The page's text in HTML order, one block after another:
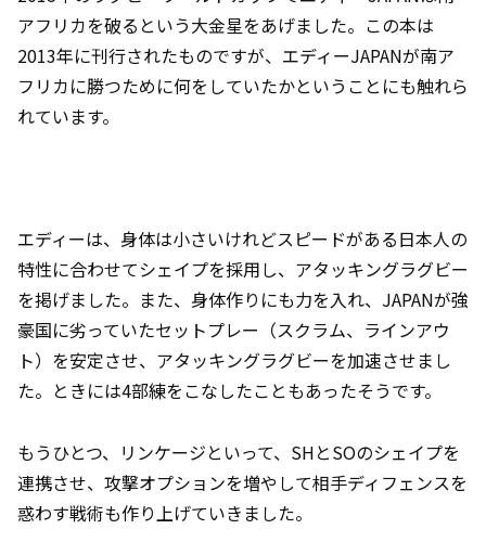
アフリカを破るという大金星をあげました。この本は
2013年に刊行されたものですが、エディーJAPANが南ア
フリカに勝つために何をしていたかということにも触れら
れています。
エディーは、身体は小さいけれどスピードがある日本人の
特性に合わせてシェイプを採用し、アタッキングラグビー
を掲げました。また、身体作りにも力を入れ、JAPANが強
豪国に劣っていたセットプレー（スクラム、ラインアウ
ト）を安定させ、アタッキングラグビーを加速させまし
た。ときには4部練をこなしたこともあったそうです。
もうひとつ、リンケージといって、SHとSOのシェイプを
連携させ、攻撃オプションを増やして相手ディフェンスを
惑わす戦術も作り上げていきました。